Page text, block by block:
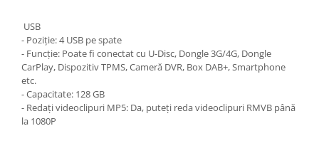
USB
- Poziție: 4 USB pe spate
- Funcție: Poate fi conectat cu U-Disc, Dongle 3G/4G, Dongle
CarPlay, Dispozitiv TPMS, Cameră DVR, Box DAB+, Smartphone
etc.
- Capacitate: 128 GB
- Redați videoclipuri MP5: Da, puteți reda videoclipuri RMVB până
la 1080P